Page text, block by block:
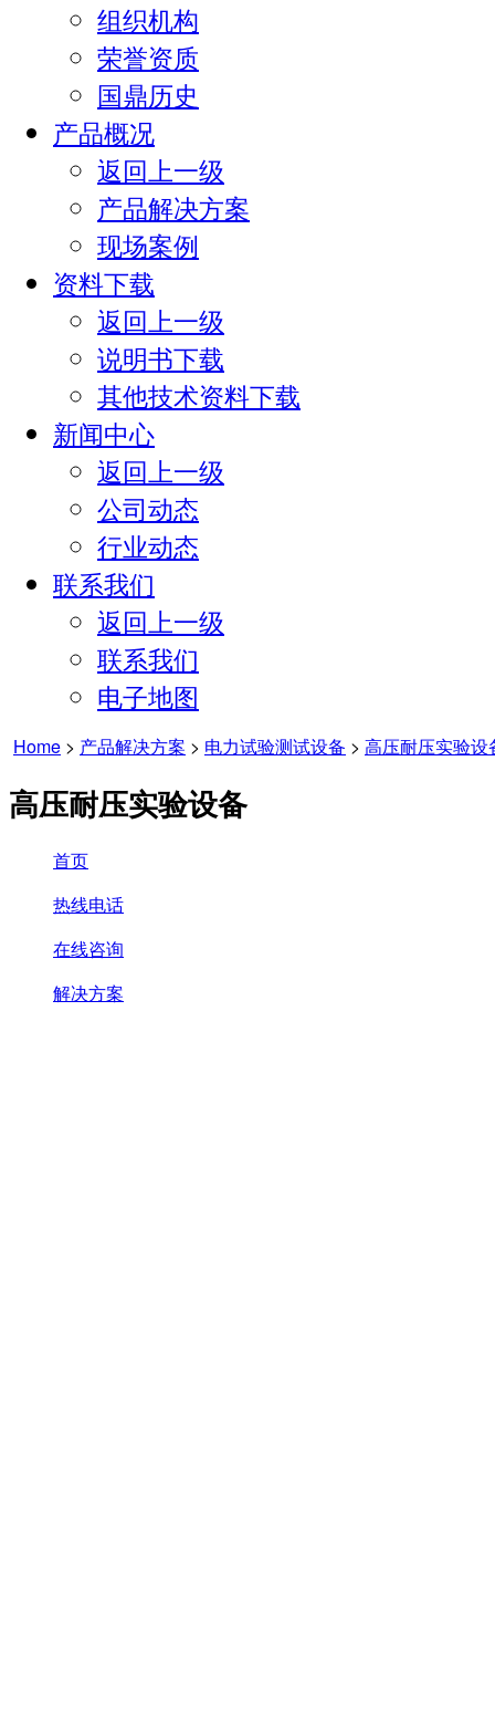
组织机构
荣誉资质
国鼎历史
产品概况
返回上一级
产品解决方案
现场案例
资料下载
返回上一级
说明书下载
其他技术资料下载
新闻中心
返回上一级
公司动态
行业动态
联系我们
返回上一级
联系我们
电子地图
Home > 产品解决方案 > 电力试验测试设备 > 高压耐压实验设
高压耐压实验设备
首页
热线电话
在线咨询
解决方案